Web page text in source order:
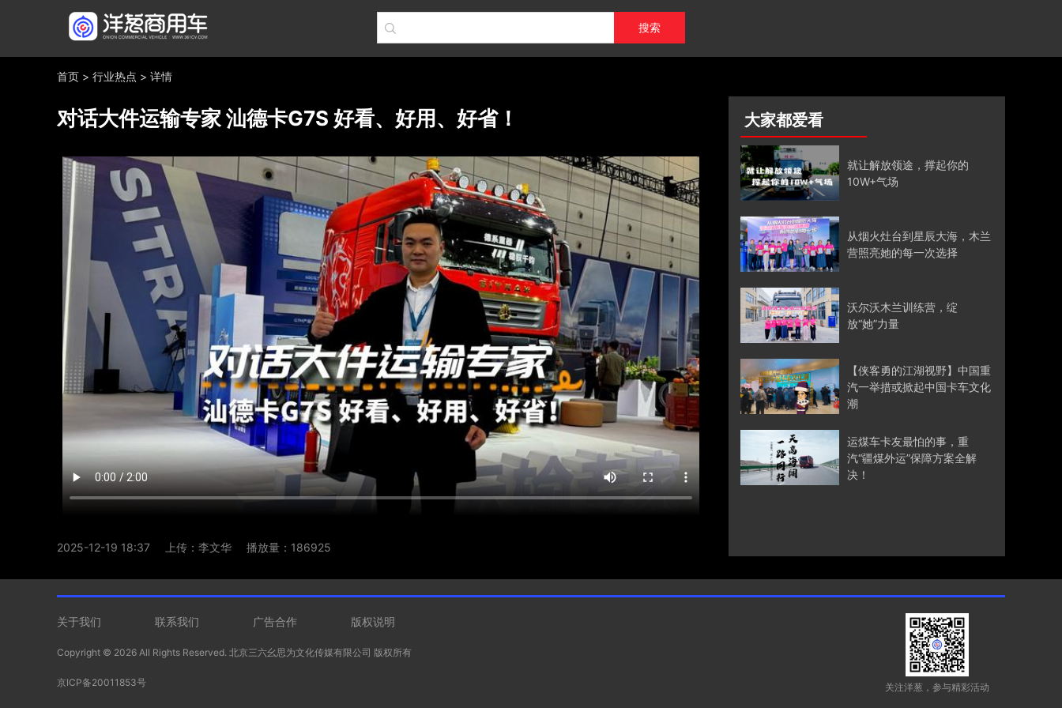
搜索
首页 > 行业热点 > 详情
对话大件运输专家 汕德卡G7S 好看、好用、好省！
2025-12-19 18:37 上传：李文华 播放量：186925
大家都爱看
就让解放领途，撑起你的
10W+气场
从烟火灶台到星辰大海，木兰
营照亮她的每一次选择
沃尔沃木兰训练营，绽
放“她”力量
【侠客勇的江湖视野】中国重
汽一举措或掀起中国卡车文化
潮
运煤车卡友最怕的事，重
汽“疆煤外运”保障方案全解
决！
关注洋葱，参与精彩活动
关于我们 联系我们 广告合作 版权说明
Copyright © 2026 All Rights Reserved. 北京三六幺思为文化传媒有限公司 版权所有
京ICP备20011853号